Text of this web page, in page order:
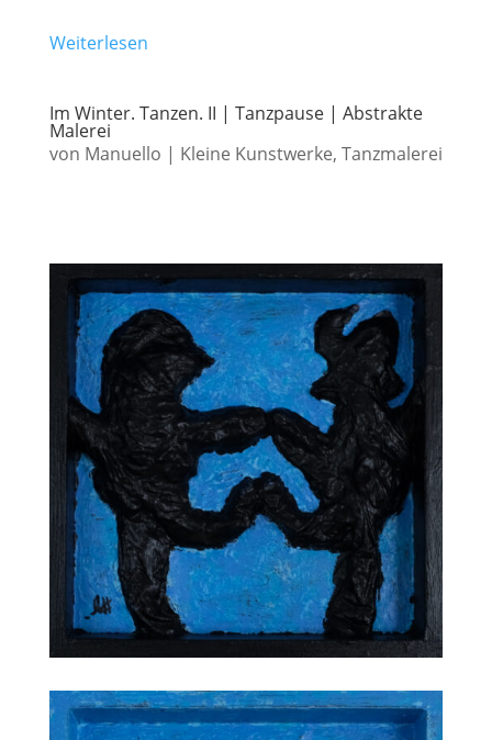
Weiterlesen
Im Winter. Tanzen. II | Tanzpause | Abstrakte
Malerei
von Manuello | Kleine Kunstwerke, Tanzmalerei